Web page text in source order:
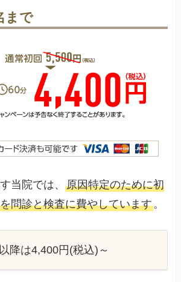
まで
当院では、原因特定のために初
問診と検査に費やしています。
降は4,400円(税込)～